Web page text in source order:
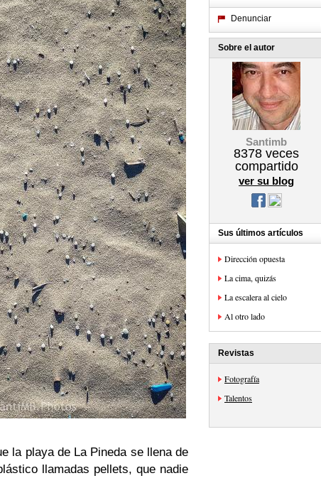
la playa de La Pineda se llena de
llamadas pellets, que nadie
Denunciar
Sobre el autor
Santimb
8378 veces
compartido
ver su blog
Sus últimos artículos
Dirección opuesta
La cima, quizás
La escalera al cielo
Al otro lado
Revistas
Fotografía
Talentos